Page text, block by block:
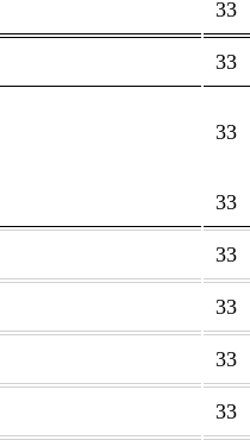
33
33
33
33
33
33
33
33